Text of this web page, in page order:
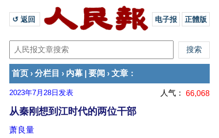
↺ 返回 电子报 正體版
首页 › 分栏目 › 内幕 要闻 › 文章 ：
2023年7月28日 发表 人气： 66,068
从秦刚想到江时代的两位干部
萧良量